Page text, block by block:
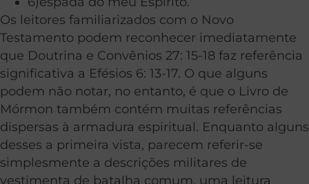
Os leitores familiarizados com o Novo
Testamento podem reconhecer imediatamente
que Doutrina e Convênios 27: 15-18 faz referência
significativa a Efésios 6: 13-17. O que alguns
podem não notar, no entanto, é que o Livro de
Mórmon também contém muitas referências
dispersas à armadura espiritual. Enquanto alguns
desses a primeira vista, parecem referir-se
simplesmente a descrições militares de
vestimenta de batalha comum, uma leitura